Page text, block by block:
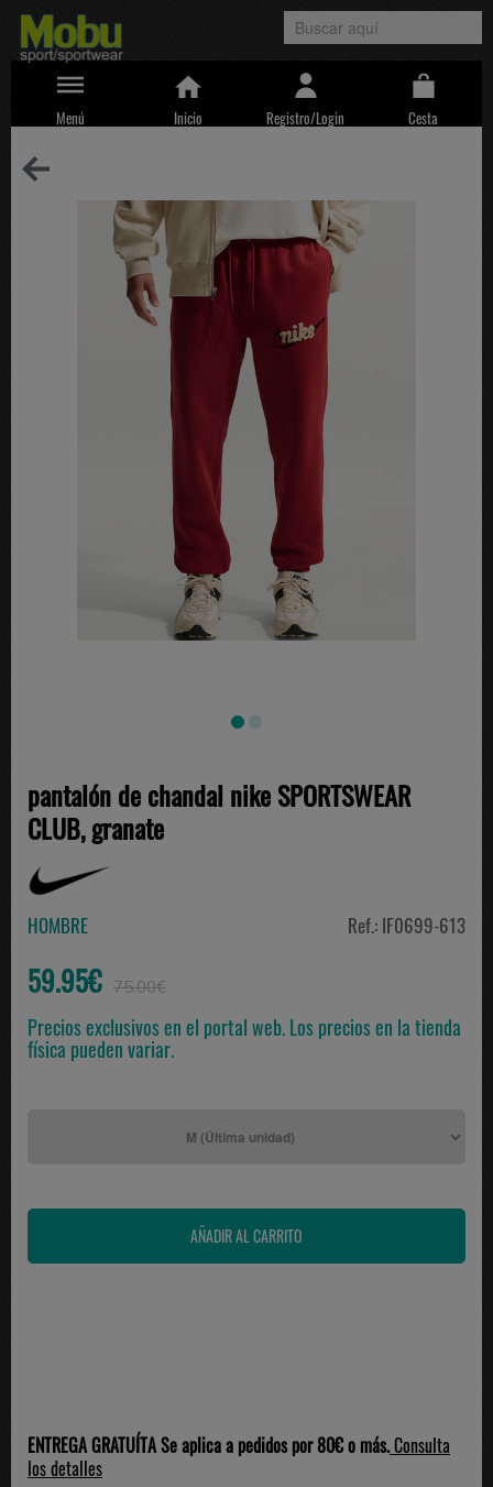
Menú Inicio Registro/Login Cesta
pantalón de chandal nike SPORTSWEAR
CLUB, granate
HOMBRE Ref.: IF0699-613
59.95€ 75.00€
Precios exclusivos en el portal web. Los precios en la tienda
física pueden variar.
ENTREGA GRATUÍTA Se aplica a pedidos por 80€ o más.Consulta
los detalles